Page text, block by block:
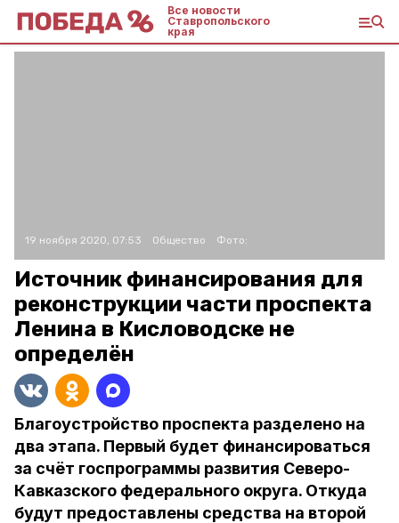
Все новости
Ставропольского
края
19 ноября 2020, 07:53 Общество Фото:
Источник финансирования для
реконструкции части проспекта
Ленина в Кисловодске не
определён
Благоустройство проспекта разделено на
два этапа. Первый будет финансироваться
за счёт госпрограммы развития Северо-
Кавказского федерального округа. Откуда
будут предоставлены средства на второй